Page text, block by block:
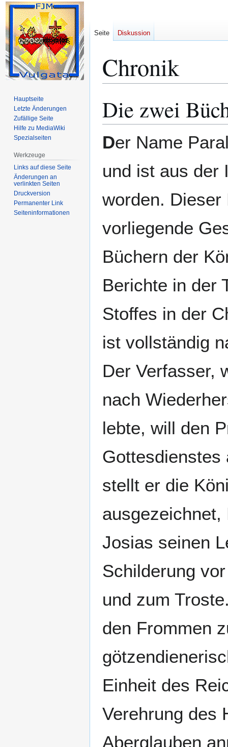
Chronik
Navigation
Suche
Die zwei
Der Name
und ist aus der
worden. Dieser
vorliegende
Büchern der
Berichte in der
Stoffes in der
ist vollständig
Der Verfasser,
nach
lebte, will den
Gottesdienstes
stellt er die
Josias seinen
Schilderung
und zum
den Frommen
Einheit des
Verehrung des
Aberglauben
Seite Diskussion
Hauptseite
Letzte Änderungen
Zufällige Seite
Hilfe zu MediaWiki
Spezialseiten
Werkzeuge
Links auf diese Seite
Änderungen an
verlinkten Seiten
Druckversion
Permanenter Link
Seiten­­informationen